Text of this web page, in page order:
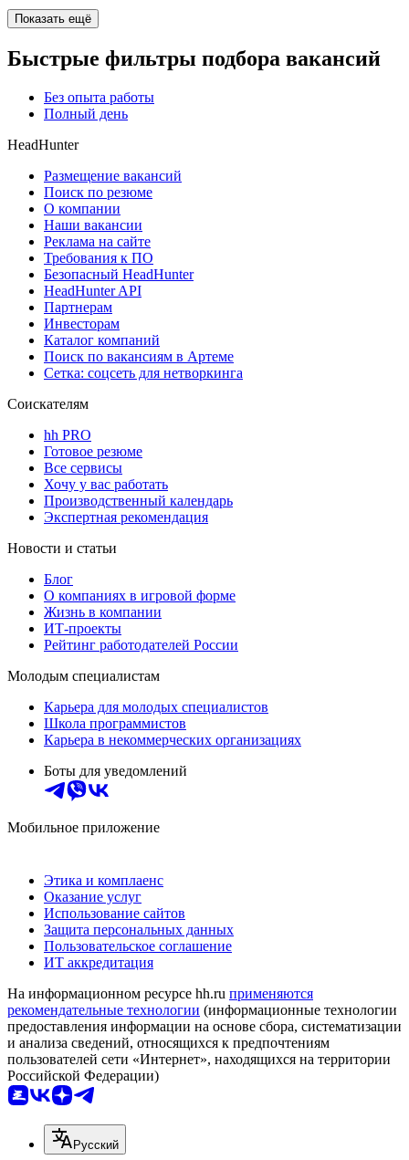
Показать ещё
Быстрые фильтры подбора вакансий
Без опыта работы
Полный день
HeadHunter
Размещение вакансий
Поиск по резюме
О компании
Наши вакансии
Реклама на сайте
Требования к ПО
Безопасный HeadHunter
HeadHunter API
Партнерам
Инвесторам
Каталог компаний
Поиск по вакансиям в Артеме
Сетка: соцсеть для нетворкинга
Соискателям
hh PRO
Готовое резюме
Все сервисы
Хочу у вас работать
Производственный календарь
Экспертная рекомендация
Новости и статьи
Блог
О компаниях в игровой форме
Жизнь в компании
ИТ-проекты
Рейтинг работодателей России
Молодым специалистам
Карьера для молодых специалистов
Школа программистов
Карьера в некоммерческих организациях
Боты для уведомлений
Мобильное приложение
Этика и комплаенс
Оказание услуг
Использование сайтов
Защита персональных данных
Пользовательское соглашение
ИТ аккредитация
На информационном ресурсе hh.ru применяются
рекомендательные технологии (информационные технологии
предоставления информации на основе сбора, систематизации
и анализа сведений, относящихся к предпочтениям
пользователей сети «Интернет», находящихся на территории
Российской Федерации)
Русский